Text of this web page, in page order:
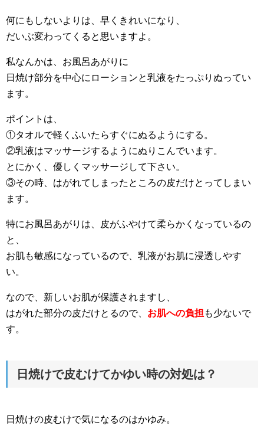
何にもしないよりは、早くきれいになり、
だいぶ変わってくると思いますよ。
私なんかは、お風呂あがりに
日焼け部分を中心にローションと乳液をたっぷりぬってい
ます。
ポイントは、
①タオルで軽くふいたらすぐにぬるようにする。
②乳液はマッサージするようにぬりこんでいます。
とにかく、優しくマッサージして下さい。
③その時、はがれてしまったところの皮だけとってしまい
ます。
特にお風呂あがりは、皮がふやけて柔らかくなっているの
と、
お肌も敏感になっているので、乳液がお肌に浸透しやす
い。
なので、新しいお肌が保護されますし、
はがれた部分の皮だけとるので、 お肌への負担 も少ないで
す。
日焼けで皮むけてかゆい時の対処は？
日焼けの皮むけで気になるのはかゆみ。